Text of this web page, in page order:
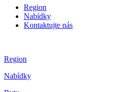
Region
Nabídky
Kontaktujte nás
Region
Nabídky